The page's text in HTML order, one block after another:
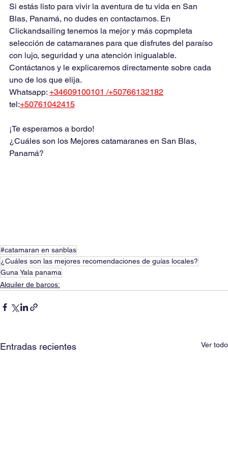
Si estás listo para vivir la aventura de tu vida en San
Blas, Panamá, no dudes en contactarnos. En
Clickandsailing tenemos la mejor y más copmpleta
selección de catamaranes para que disfrutes del paraíso
con lujo, seguridad y una atención inigualable.
Contáctanos y le explicaremos directamente sobre cada
uno de los que elija.
Whatsapp: +34609100101 /+50766132182
tel:+50761042415
¡Te esperamos a bordo!
¿Cuáles son los Mejores catamaranes en San Blas,
Panamá?
#catamaran en sanblas
¿Cuáles son las mejores recomendaciones de guías locales?
Guna Yala panama
Alquiler de barcos:
Entradas recientes Ver todo